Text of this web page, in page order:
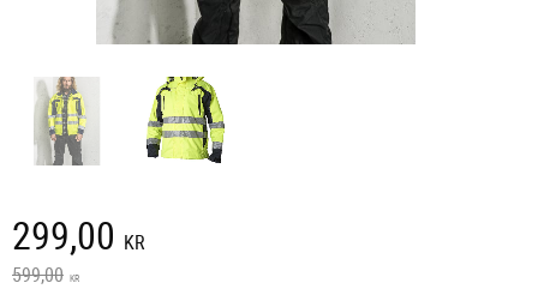
Nedsatt pris:
299,00 KR
Ordinarie pris:
599,00 KR